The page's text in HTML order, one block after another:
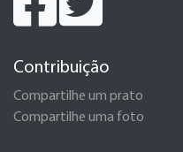
Contribuição
Compartilhe um prato
Compartilhe uma foto